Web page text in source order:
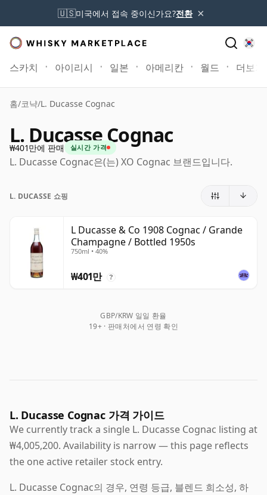
🇺🇸미국에서 접속 중이신가요?전환 ×
스카치 아이리시 일본 아메리칸 월드 더보기
홈/코냑/L. Ducasse Cognac
L. Ducasse Cognac
₩401만에 판매 실시간 가격
L. Ducasse Cognac은(는) XO Cognac 브랜드입니다.
L. DUCASSE 쇼핑
L Ducasse & Co 1908 Cognac / Grande
Champagne / Bottled 1950s
750ml • 40%
₩401만 ?
GBP/KRW 일일 환율
19+ · 판매처에서 연령 확인
L. Ducasse Cognac 가격 가이드
We currently track a single L. Ducasse Cognac listing at
₩4,005,200. Availability is narrow — this page reflects
the one active retailer stock entry.
L. Ducasse Cognac의 경우, 연령 등급, 블렌드 희소성, 하